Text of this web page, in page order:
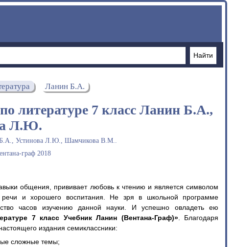
Ланин Б.А.
литературе 7 класс Ланин Б.А.,
Л.Ю.
Устинова Л.Ю., Шамчикова В.М..
граф 2018
общения, прививает любовь к чтению и является символом
речи и хорошего воспитания. Не зря в школьной программе
часов изучению данной науки. И успешно овладеть ею
7 класс Учебник Ланин (Вентана-Граф)». Благодаря
издания семиклассники:
сложные темы;